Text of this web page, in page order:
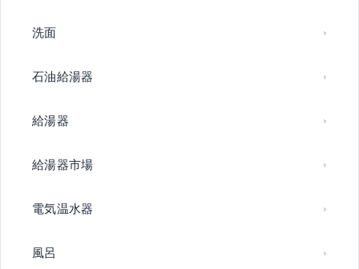
洗面
石油給湯器
給湯器
給湯器市場
電気温水器
風呂